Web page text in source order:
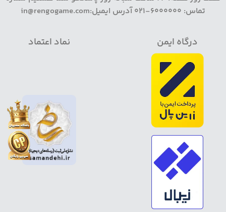
تماس: 6000000-021 آدرس ایمیل:in@rengogame.com
درگاه ایمن نماد اعتماد